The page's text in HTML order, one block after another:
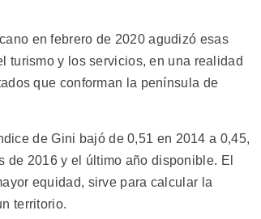
en febrero de 2020 agudizó esas
turismo y los servicios, en una realidad
que conforman la península de
de Gini bajó de 0,51 en 2014 a 0,45,
de 2016 y el último año disponible. El
equidad, sirve para calcular la
territorio.